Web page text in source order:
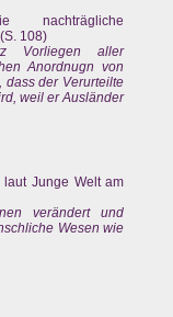
nachträgliche
108)
Vorliegen aller
Anordnugn von
dass der Verurteilte
weil er Ausländer
laut Junge Welt am
verändert und
Wesen wie